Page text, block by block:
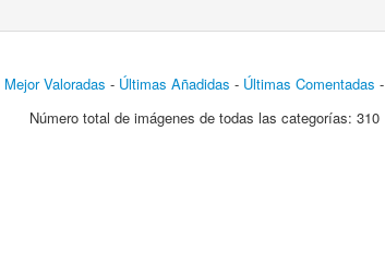
Mejor Valoradas - Últimas Añadidas - Últimas Comentadas -
Número total de imágenes de todas las categorías: 310